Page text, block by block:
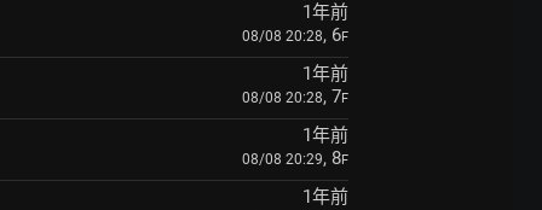
1年前
08/08 20:28, 6F
1年前
08/08 20:28, 7F
1年前
08/08 20:29, 8F
1年前